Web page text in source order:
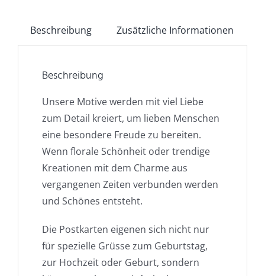
Beschreibung Zusätzliche Informationen
Beschreibung
Unsere Motive werden mit viel Liebe
zum Detail kreiert, um lieben Menschen
eine besondere Freude zu bereiten.
Wenn florale Schönheit oder trendige
Kreationen mit dem Charme aus
vergangenen Zeiten verbunden werden
und Schönes entsteht.
Die Postkarten eigenen sich nicht nur
für spezielle Grüsse zum Geburtstag,
zur Hochzeit oder Geburt, sondern